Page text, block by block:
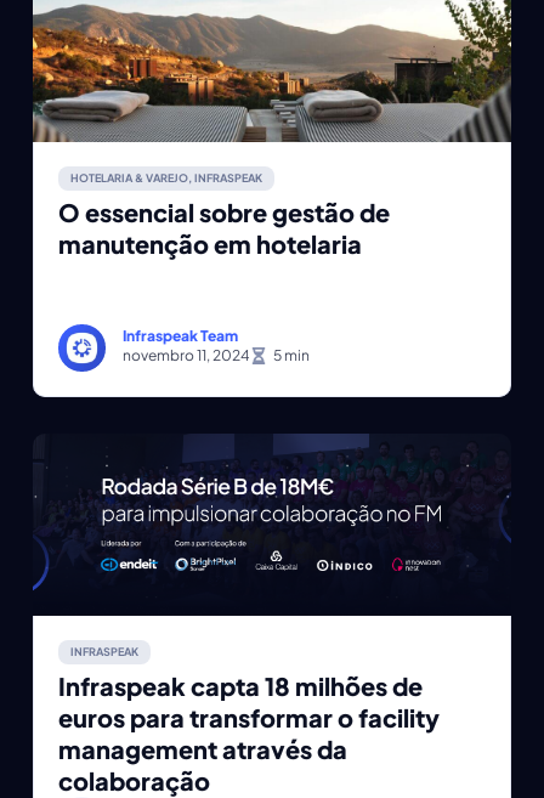
HOTELARIA & VAREJO, INFRASPEAK
O essencial sobre gestão de
manutenção em hotelaria
Infraspeak Team
novembro 11, 2024
INFRASPEAK
Infraspeak capta 18 milhões de
euros para transformar o facility
management através da
colaboração